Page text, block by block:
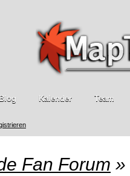
Kalender Team
Fan Forum »